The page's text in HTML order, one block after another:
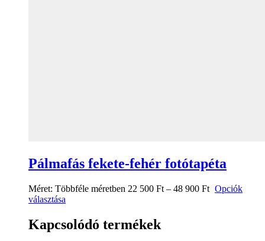
Pálmafás fekete-fehér fotótapéta
Méret: Többféle méretben 22 500 Ft – 48 900 Ft Opciók
választása
Kapcsolódó termékek